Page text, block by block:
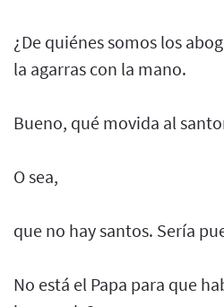
¿De quiénes somos los
la agarras con la mano.
Bueno, qué movida al
O sea,
que no hay santos. Sería
No está el Papa para que